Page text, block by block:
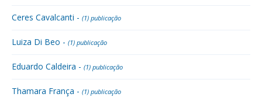
Ceres Cavalcanti - (1) publicação
Luiza Di Beo - (1) publicação
Eduardo Caldeira - (1) publicação
Thamara França - (1) publicação